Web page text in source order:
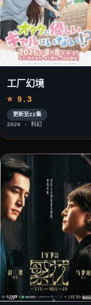
工厂幻境
⭐ 9.3
更新至22集
2026 · 科幻